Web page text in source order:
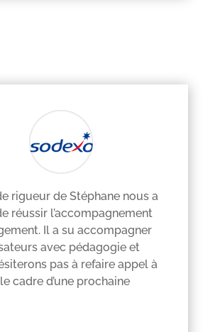
rigueur de Stéphane nous a
réussir l’accompagnement
Il a su accompagner
avec pédagogie et
pas à refaire appel à
cadre d’une prochaine